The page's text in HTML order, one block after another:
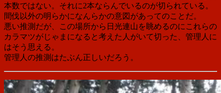
本数ではない。それに2本ならんでいるのが切られている。
間伐以外の明らかになんらかの意図があってのことだ。
悪い推測だが、この場所から日光連山を眺めるのにこれらの
カラマツがじゃまになると考えた人がいて切った、管理人に
はそう思える。
管理人の推測はたぶん正しいだろう。